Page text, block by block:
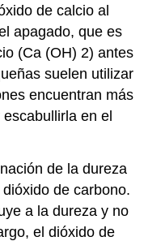
de calcio al
apagado, que es
(Ca (OH) 2) antes
suelen utilizar
encuentran más
en el
de la dureza
de carbono.
a la dureza y no
el dióxido de